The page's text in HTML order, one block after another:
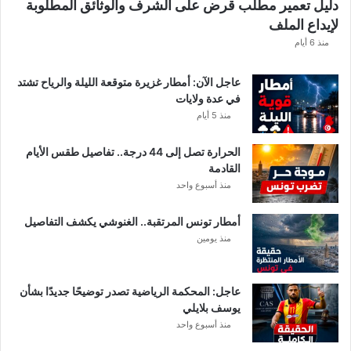
ق
ط
ا
ت
ا
ل
م
ع
ن
ي
ة
دليل تعمير مطلب قرض على الشرف والوثائق المطلوبة
لإيداع الملف
منذ 6 أيام
عاجل الآن: أمطار غزيرة متوقعة الليلة والرياح تشتد
في عدة ولايات
منذ 5 أيام
الحرارة تصل إلى 44 درجة.. تفاصيل طقس الأيام
القادمة
منذ أسبوع واحد
أمطار تونس المرتقبة.. الغنوشي يكشف التفاصيل
منذ يومين
عاجل: المحكمة الرياضية تصدر توضيحًا جديدًا بشأن
يوسف بلايلي
منذ أسبوع واحد